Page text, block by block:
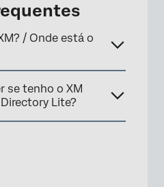
/ Onde está o
se tenho o XM
Lite?